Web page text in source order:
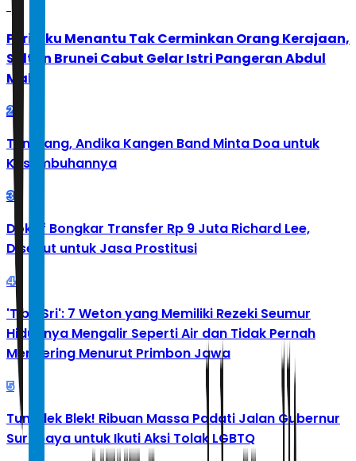
Perilaku Menantu Tak Cerminkan Orang Kerajaan,
Sultan Brunei Cabut Gelar Istri Pangeran Abdul
Malik
2
Tumbang, Andika Kangen Band Minta Doa untuk
Kesembuhannya
3
Doktif Bongkar Transfer Rp 9 Juta Richard Lee,
Disebut untuk Jasa Prostitusi
4
'Tibo Sri': 7 Weton yang Memiliki Rezeki Seumur
Hidupnya Mengalir Seperti Air dan Tidak Pernah
Mengering Menurut Primbon Jawa
5
Tumplek Blek! Ribuan Massa Padati Jalan Gubernur
Surabaya untuk Ikuti Aksi Tolak LGBTQ